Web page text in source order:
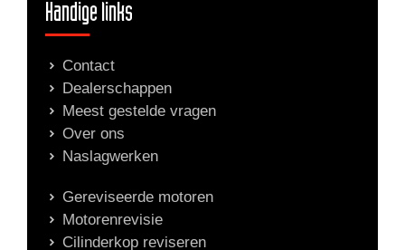
Handige links
Contact
Dealerschappen
Meest gestelde vragen
Over ons
Naslagwerken
Gereviseerde motoren
Motorenrevisie
Cilinderkop reviseren